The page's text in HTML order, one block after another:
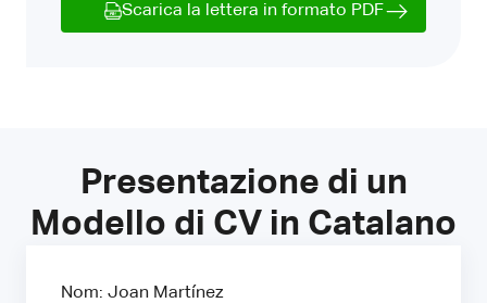
Scarica la lettera in formato PDF
Presentazione di un
Modello di CV in Catalano
Nom: Joan Martínez